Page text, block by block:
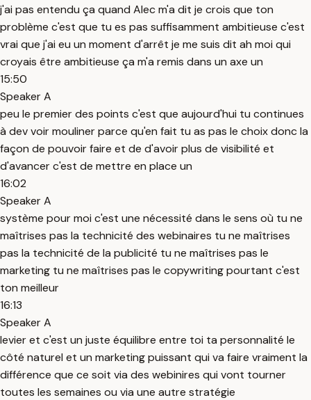
j'ai pas entendu ça quand Alec m'a dit je crois que ton
problème c'est que tu es pas suffisamment ambitieuse c'est
vrai que j'ai eu un moment d'arrêt je me suis dit ah moi qui
croyais être ambitieuse ça m'a remis dans un axe un
15:50
Speaker A
peu le premier des points c'est que aujourd'hui tu continues
à dev voir mouliner parce qu'en fait tu as pas le choix donc la
façon de pouvoir faire et de d'avoir plus de visibilité et
d'avancer c'est de mettre en place un
16:02
Speaker A
système pour moi c'est une nécessité dans le sens où tu ne
maîtrises pas la technicité des webinaires tu ne maîtrises
pas la technicité de la publicité tu ne maîtrises pas le
marketing tu ne maîtrises pas le copywriting pourtant c'est
ton meilleur
16:13
Speaker A
levier et c'est un juste équilibre entre toi ta personnalité le
côté naturel et un marketing puissant qui va faire vraiment la
différence que ce soit via des webinires qui vont tourner
toutes les semaines ou via une autre stratégie